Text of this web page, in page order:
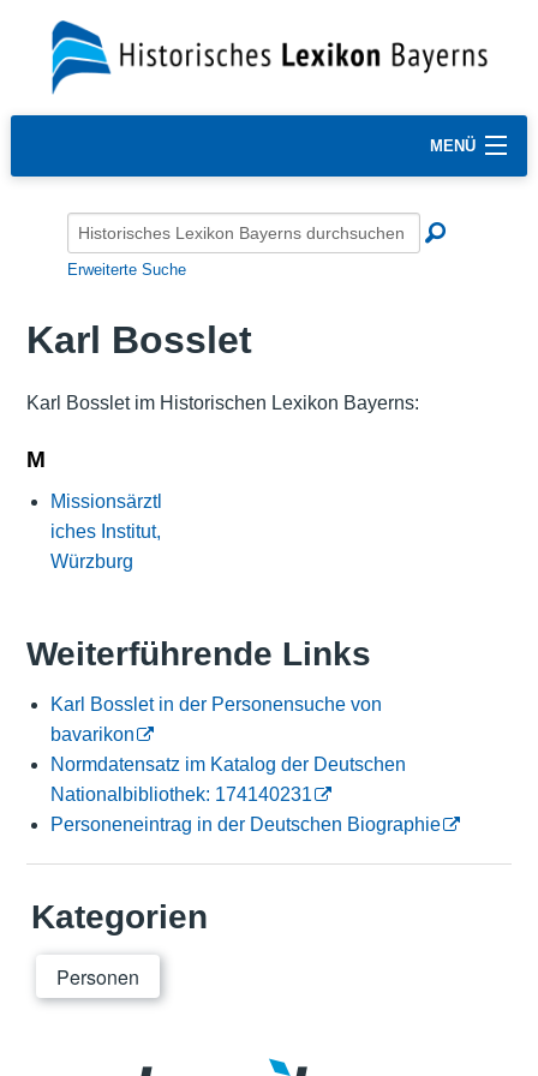
MENÜ
Erweiterte Suche
Karl Bosslet
Karl Bosslet im Historischen Lexikon Bayerns:
M
Missionsärztl
iches Institut,
Würzburg
Weiterführende Links
Karl Bosslet in der Personensuche von
bavarikon
Normdatensatz im Katalog der Deutschen
Nationalbibliothek: 174140231
Personeneintrag in der Deutschen Biographie
Kategorien
Personen